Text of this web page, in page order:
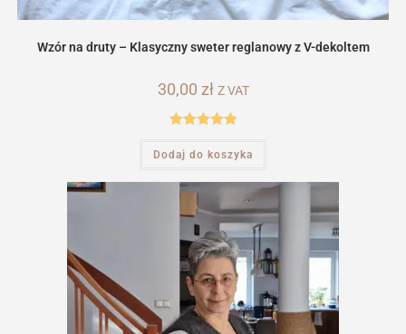
Wzór na druty – Klasyczny sweter reglanowy z V-dekoltem
30,00 zł Z VAT
5.00na 5
Dodaj do koszyka